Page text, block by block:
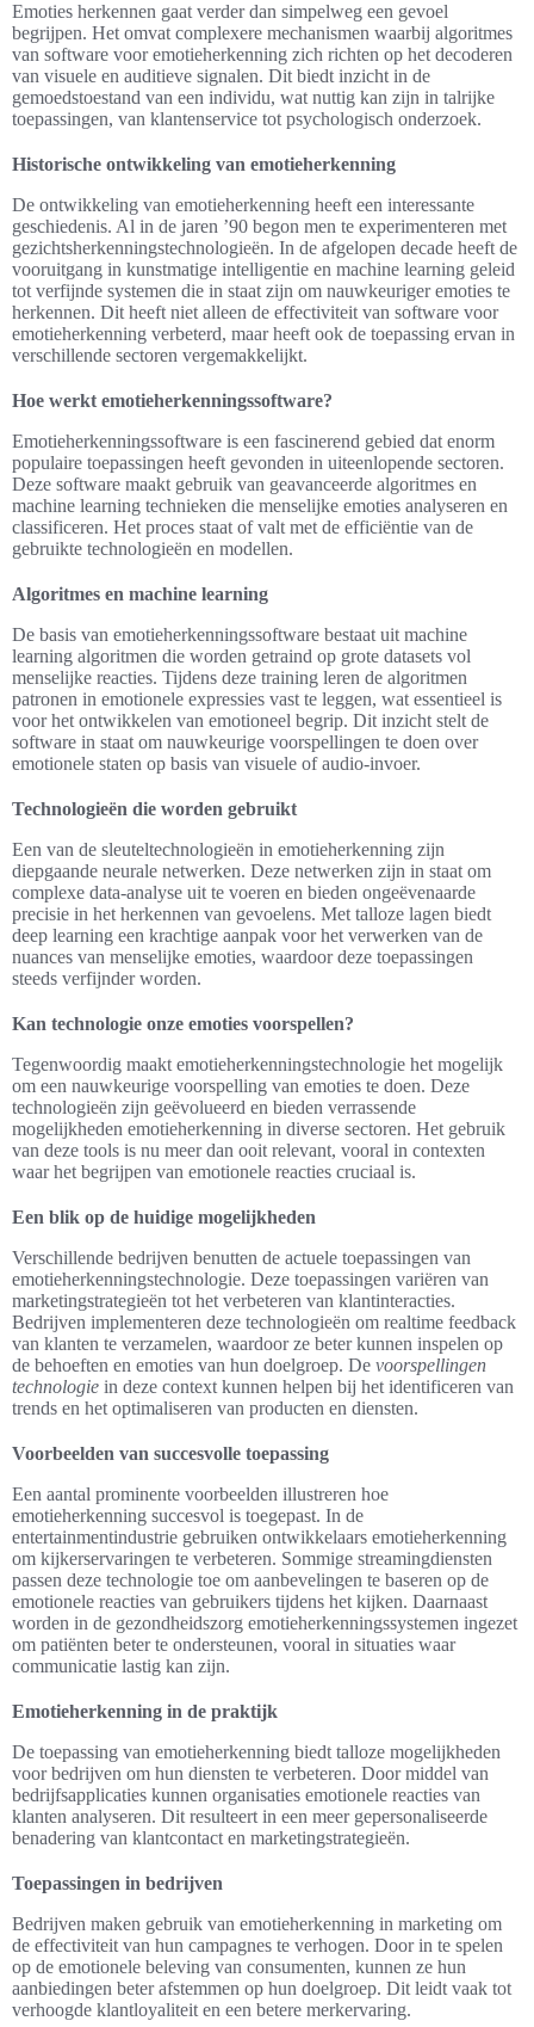
Emoties herkennen gaat verder dan simpelweg een gevoel
begrijpen. Het omvat complexere mechanismen waarbij algoritmes
van software voor emotieherkenning zich richten op het decoderen
van visuele en auditieve signalen. Dit biedt inzicht in de
gemoedstoestand van een individu, wat nuttig kan zijn in talrijke
toepassingen, van klantenservice tot psychologisch onderzoek.
Historische ontwikkeling van emotieherkenning
De ontwikkeling van emotieherkenning heeft een interessante
geschiedenis. Al in de jaren ’90 begon men te experimenteren met
gezichtsherkenningstechnologieën. In de afgelopen decade heeft de
vooruitgang in kunstmatige intelligentie en machine learning geleid
tot verfijnde systemen die in staat zijn om nauwkeuriger emoties te
herkennen. Dit heeft niet alleen de effectiviteit van software voor
emotieherkenning verbeterd, maar heeft ook de toepassing ervan in
verschillende sectoren vergemakkelijkt.
Hoe werkt emotieherkenningssoftware?
Emotieherkenningssoftware is een fascinerend gebied dat enorm
populaire toepassingen heeft gevonden in uiteenlopende sectoren.
Deze software maakt gebruik van geavanceerde algoritmes en
machine learning technieken die menselijke emoties analyseren en
classificeren. Het proces staat of valt met de efficiëntie van de
gebruikte technologieën en modellen.
Algoritmes en machine learning
De basis van emotieherkenningssoftware bestaat uit machine
learning algoritmen die worden getraind op grote datasets vol
menselijke reacties. Tijdens deze training leren de algoritmen
patronen in emotionele expressies vast te leggen, wat essentieel is
voor het ontwikkelen van emotioneel begrip. Dit inzicht stelt de
software in staat om nauwkeurige voorspellingen te doen over
emotionele staten op basis van visuele of audio-invoer.
Technologieën die worden gebruikt
Een van de sleuteltechnologieën in emotieherkenning zijn
diepgaande neurale netwerken. Deze netwerken zijn in staat om
complexe data-analyse uit te voeren en bieden ongeëvenaarde
precisie in het herkennen van gevoelens. Met talloze lagen biedt
deep learning een krachtige aanpak voor het verwerken van de
nuances van menselijke emoties, waardoor deze toepassingen
steeds verfijnder worden.
Kan technologie onze emoties voorspellen?
Tegenwoordig maakt emotieherkenningstechnologie het mogelijk
om een nauwkeurige voorspelling van emoties te doen. Deze
technologieën zijn geëvolueerd en bieden verrassende
mogelijkheden emotieherkenning in diverse sectoren. Het gebruik
van deze tools is nu meer dan ooit relevant, vooral in contexten
waar het begrijpen van emotionele reacties cruciaal is.
Een blik op de huidige mogelijkheden
Verschillende bedrijven benutten de actuele toepassingen van
emotieherkenningstechnologie. Deze toepassingen variëren van
marketingstrategieën tot het verbeteren van klantinteracties.
Bedrijven implementeren deze technologieën om realtime feedback
van klanten te verzamelen, waardoor ze beter kunnen inspelen op
de behoeften en emoties van hun doelgroep. De voorspellingen
technologie in deze context kunnen helpen bij het identificeren van
trends en het optimaliseren van producten en diensten.
Voorbeelden van succesvolle toepassing
Een aantal prominente voorbeelden illustreren hoe
emotieherkenning succesvol is toegepast. In de
entertainmentindustrie gebruiken ontwikkelaars emotieherkenning
om kijkerservaringen te verbeteren. Sommige streamingdiensten
passen deze technologie toe om aanbevelingen te baseren op de
emotionele reacties van gebruikers tijdens het kijken. Daarnaast
worden in de gezondheidszorg emotieherkenningssystemen ingezet
om patiënten beter te ondersteunen, vooral in situaties waar
communicatie lastig kan zijn.
Emotieherkenning in de praktijk
De toepassing van emotieherkenning biedt talloze mogelijkheden
voor bedrijven om hun diensten te verbeteren. Door middel van
bedrijfsapplicaties kunnen organisaties emotionele reacties van
klanten analyseren. Dit resulteert in een meer gepersonaliseerde
benadering van klantcontact en marketingstrategieën.
Toepassingen in bedrijven
Bedrijven maken gebruik van emotieherkenning in marketing om
de effectiviteit van hun campagnes te verhogen. Door in te spelen
op de emotionele beleving van consumenten, kunnen ze hun
aanbiedingen beter afstemmen op hun doelgroep. Dit leidt vaak tot
verhoogde klantloyaliteit en een betere merkervaring.